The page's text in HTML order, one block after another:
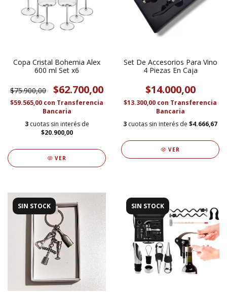
Copa Cristal Bohemia Alex
600 ml Set x6
$75.900,00 $62.700,00
$59.565,00 con Transferencia
Bancaria
3 cuotas sin interés de
$20.900,00
VER
Set De Accesorios Para Vino
4 Piezas En Caja
$14.000,00
$13.300,00 con Transferencia
Bancaria
3 cuotas sin interés de $4.666,67
VER
SIN STOCK SIN STOCK